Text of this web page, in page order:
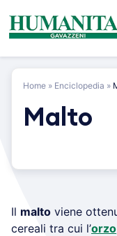
content
Home » Enciclopedia »
Malto
Il malto viene
cereali tra cui l’orzo